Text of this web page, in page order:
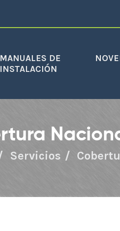
MANUALES DE
INSTALACIÓN
Servicios